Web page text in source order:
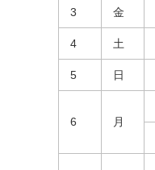
3 金
4 土
5 日
6 月